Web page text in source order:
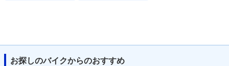
お探しのバイクからのおすすめ